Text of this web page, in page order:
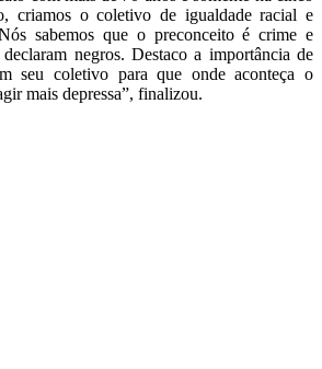
criamos o coletivo de igualdade racial e
sabemos que o preconceito é crime e
negros. Destaco a importância de
seu coletivo para que onde aconteça o
mais depressa”, finalizou.